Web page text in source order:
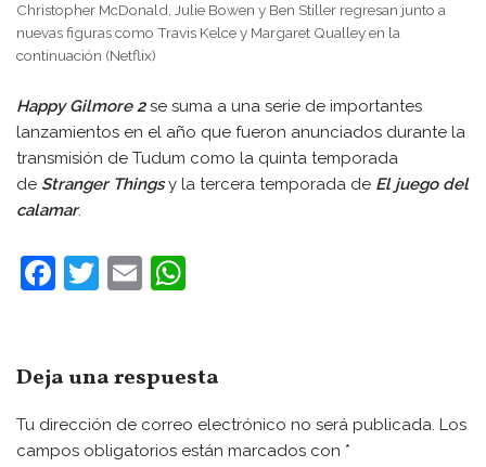
Christopher McDonald, Julie Bowen y Ben Stiller regresan junto a
nuevas figuras como Travis Kelce y Margaret Qualley en la
continuación (Netflix)
Happy Gilmore 2se suma a una serie de importantes
lanzamientos en el año que fueron anunciados durante la
transmisión de Tudum como la quinta temporada
de Stranger Thingsy la tercera temporada de El juego del
calamar.
F
e
b
o
T
er
E
l
s
A
p
Deja una respuesta
Tu dirección de correo electrónico no será publicada. Los
campos obligatorios están marcados con *